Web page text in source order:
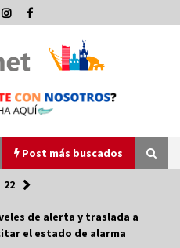
Post más buscados
22
de alerta y traslada a
el estado de alarma